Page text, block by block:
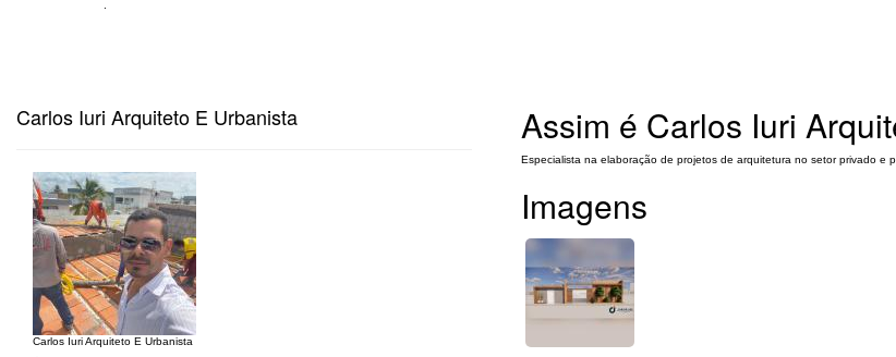
Carlos Iuri Arquiteto E Urbanista
Carlos Iuri Arquiteto E Urbanista
Assim é Carlos Iuri
Especialista na elaboração de projetos de arquitetura no setor privado e
Imagens